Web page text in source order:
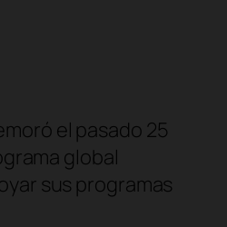
el pasado 25
global
sus programas